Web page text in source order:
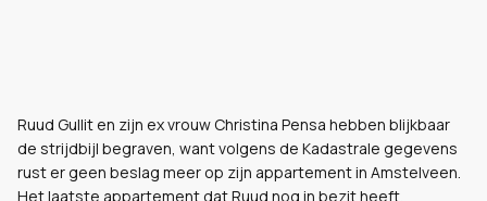
Ruud Gullit en zijn ex vrouw Christina Pensa hebben blijkbaar
de strijdbijl begraven, want volgens de Kadastrale gegevens
rust er geen beslag meer op zijn appartement in Amstelveen.
Het laatste appartement dat Ruud nog in bezit heeft.